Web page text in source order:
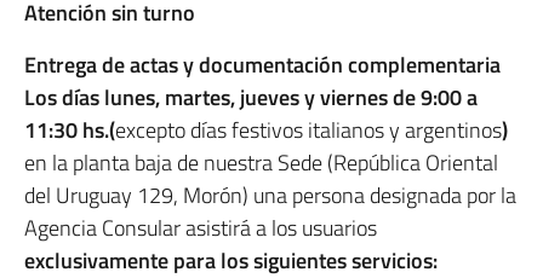
Atención sin turno
Entrega de actas y documentación complementaria
Los días lunes, martes, jueves y viernes de 9:00 a
11:30 hs.(excepto días festivos italianos y argentinos)
en la planta baja de nuestra Sede (República Oriental
del Uruguay 129, Morón) una persona designada por la
Agencia Consular asistirá a los usuarios
exclusivamente para los siguientes servicios: